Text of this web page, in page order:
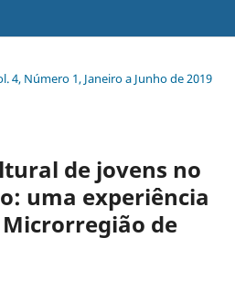
4, Número 1, Janeiro a Junho de 2019
de jovens no
uma experiência
de